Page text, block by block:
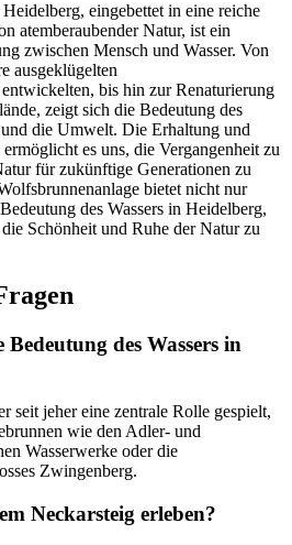
eingebettet in eine reiche
atemberaubender Natur, ist ein
zwischen Mensch und Wasser. Von
ausgeklügelten
entwickelten, bis hin zur Renaturierung
zeigt sich die Bedeutung des
die Umwelt. Die Erhaltung und
es uns, die Vergangenheit zu
für zukünftige Generationen zu
bietet nicht nur
des Wassers in Heidelberg,
Schönheit und Ruhe der Natur zu
des Wassers in
seit jeher eine zentrale Rolle gespielt,
wie den Adler- und
Wasserwerke oder die
Zwingenberg.
Neckarsteig erleben?